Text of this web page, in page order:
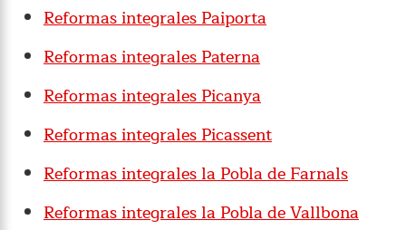
Reformas integrales Paiporta
Reformas integrales Paterna
Reformas integrales Picanya
Reformas integrales Picassent
Reformas integrales la Pobla de Farnals
Reformas integrales la Pobla de Vallbona